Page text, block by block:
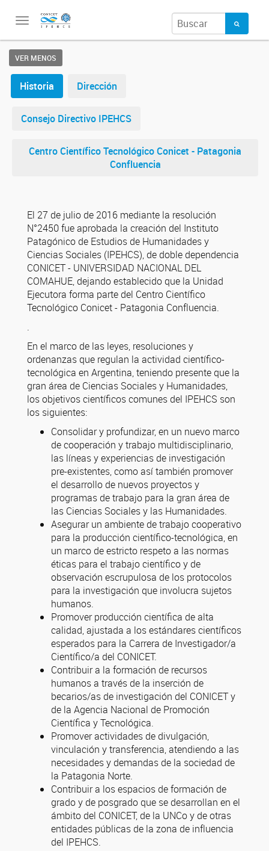
Toggle
VER MENOS
Historia Dirección
Consejo Directivo IPEHCS
Centro Científico Tecnológico Conicet - Patagonia
Confluencia
El 27 de julio de 2016 mediante la resolución
N°2450 fue aprobada la creación del Instituto
Patagónico de Estudios de Humanidades y
Ciencias Sociales (IPEHCS), de doble dependencia
CONICET - UNIVERSIDAD NACIONAL DEL
COMAHUE, dejando establecido que la Unidad
Ejecutora forma parte del Centro Científico
Tecnológico Conicet - Patagonia Confluencia.
.
En el marco de las leyes, resoluciones y
ordenanzas que regulan la actividad científico-
tecnológica en Argentina, teniendo presente que la
gran área de Ciencias Sociales y Humanidades,
los objetivos científicos comunes del IPEHCS son
los siguientes:
Consolidar y profundizar, en un nuevo marco
de cooperación y trabajo multidisciplinario,
las líneas y experiencias de investigación
pre-existentes, como así también promover
el desarrollo de nuevos proyectos y
programas de trabajo para la gran área de
las Ciencias Sociales y las Humanidades.
Asegurar un ambiente de trabajo cooperativo
para la producción científico-tecnológica, en
un marco de estricto respeto a las normas
éticas para el trabajo científico y de
observación escrupulosa de los protocolos
para la investigación que involucra sujetos
humanos.
Promover producción científica de alta
calidad, ajustada a los estándares científicos
esperados para la Carrera de Investigador/a
Científico/a del CONICET.
Contribuir a la formación de recursos
humanos a través de la inserción de
becarios/as de investigación del CONICET y
de la Agencia Nacional de Promoción
Científica y Tecnológica.
Promover actividades de divulgación,
vinculación y transferencia, atendiendo a las
necesidades y demandas de la sociedad de
la Patagonia Norte.
Contribuir a los espacios de formación de
grado y de posgrado que se desarrollan en el
ámbito del CONICET, de la UNCo y de otras
entidades públicas de la zona de influencia
del IPEHCS.